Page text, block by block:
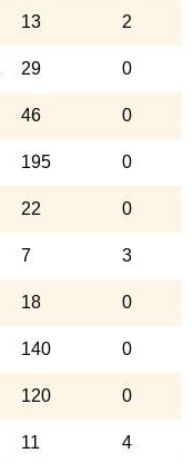
13
2
29
0
46
0
195
0
22
0
7
3
18
0
140
0
120
0
11
4